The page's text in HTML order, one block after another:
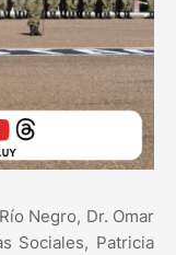
Negro, Dr. Omar
Sociales, Patricia